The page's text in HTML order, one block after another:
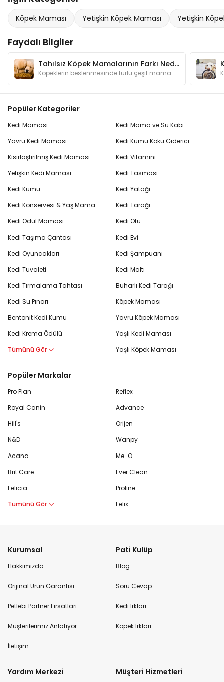
Köpek Maması Yetişkin Köpek Maması Yetişkin
Faydalı Bilgiler
Tahılsız Köpek Mamalarının Farkı Nedir? Neden Kullanmalıyım?
Köpeklerin beslenmesinde türlü çeşit mama bulunmaktadır. Bu kadar mama çeşidinin arasında tahılsız mamaların özelliği nedir ve neden tercih edilir?
Popüler Kategoriler
Kedi Maması
Yavru Kedi Maması
Kısırlaştırılmış Kedi Maması
Yetişkin Kedi Maması
Kedi Kumu
Kedi Konservesi & Yaş Mama
Kedi Ödül Maması
Kedi Taşıma Çantası
Kedi Oyuncakları
Kedi Tuvaleti
Kedi Tırmalama Tahtası
Kedi Su Pınarı
Bentonit Kedi Kumu
Kedi Krema Ödülü
Tümünü Gör
Kedi Mama ve Su Kabı
Kedi Kumu Koku Giderici
Kedi Vitamini
Kedi Tasması
Kedi Yatağı
Kedi Tarağı
Kedi Otu
Kedi Evi
Kedi Şampuanı
Kedi Maltı
Buharlı Kedi Tarağı
Köpek Maması
Yavru Köpek Maması
Yaşlı Kedi Maması
Yaşlı Köpek Maması
Popüler Markalar
Pro Plan
Royal Canin
Hill's
N&D
Acana
Brit Care
Felicia
Tümünü Gör
Reflex
Advance
Orijen
Wanpy
Me-O
Ever Clean
Proline
Felix
Kurumsal
Hakkımızda
Orijinal Ürün Garantisi
Petlebi Partner Fırsatları
Müşterilerimiz Anlatıyor
İletişim
Pati Kulüp
Blog
Soru Cevap
Kedi Irkları
Köpek Irkları
Yardım Merkezi Müşteri Hizmetleri